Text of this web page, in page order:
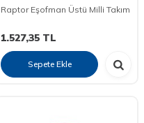
Raptor Eşofman Üstü Milli Takım
1.527,35 TL
Sepete Ekle